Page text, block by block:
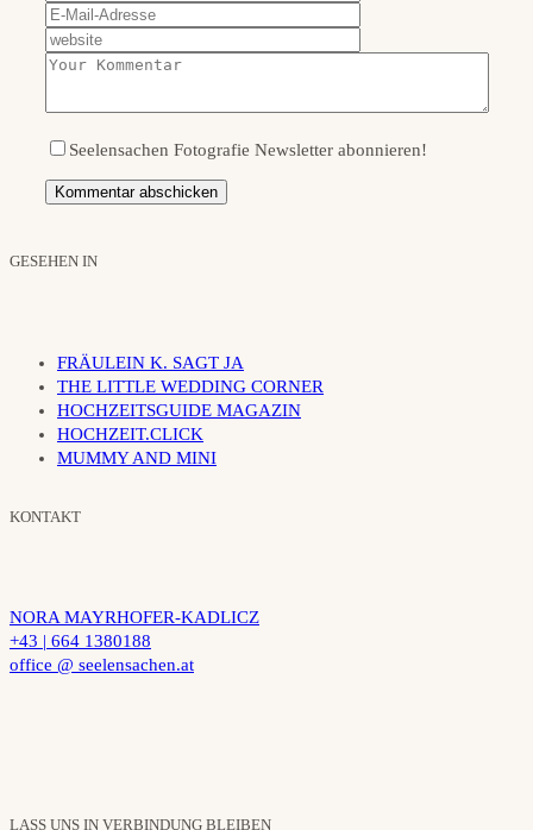
Seelensachen Fotografie Newsletter abonnieren!
GESEHEN IN
FRÄULEIN K. SAGT JA
THE LITTLE WEDDING CORNER
HOCHZEITSGUIDE MAGAZIN
HOCHZEIT.CLICK
MUMMY AND MINI
KONTAKT
NORA MAYRHOFER-KADLICZ
+43 | 664 1380188
office @ seelensachen.at
LASS UNS IN VERBINDUNG BLEIBEN